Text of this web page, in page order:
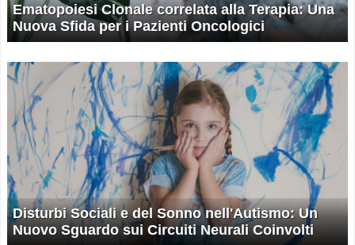
Ematopoiesi Clonale correlata alla Terapia: Una
Nuova Sfida per i Pazienti Oncologici
Disturbi Sociali e del Sonno nell'Autismo: Un
Nuovo Sguardo sui Circuiti Neurali Coinvolti